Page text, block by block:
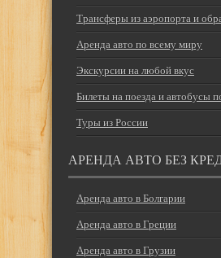
Трансферы из аэропорта и
Аренда авто по всему миру
Экскурсии на любой вкус
Билеты на поезда и автобусы
Туры из России
АРЕНДА АВТО БЕЗ
Аренда авто в Болгарии
Аренда авто в Греции
Аренда авто в Грузии